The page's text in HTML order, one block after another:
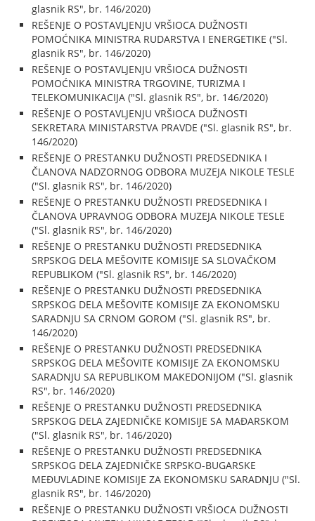
glasnik RS", br. 146/2020)
REŠENJE O POSTAVLJENJU VRŠIOCA DUŽNOSTI
POMOĆNIKA MINISTRA RUDARSTVA I ENERGETIKE ("Sl.
glasnik RS", br. 146/2020)
REŠENJE O POSTAVLJENJU VRŠIOCA DUŽNOSTI
POMOĆNIKA MINISTRA TRGOVINE, TURIZMA I
TELEKOMUNIKACIJA ("Sl. glasnik RS", br. 146/2020)
REŠENJE O POSTAVLJENJU VRŠIOCA DUŽNOSTI
SEKRETARA MINISTARSTVA PRAVDE ("Sl. glasnik RS", br.
146/2020)
REŠENJE O PRESTANKU DUŽNOSTI PREDSEDNIKA I
ČLANOVA NADZORNOG ODBORA MUZEJA NIKOLE TESLE
("Sl. glasnik RS", br. 146/2020)
REŠENJE O PRESTANKU DUŽNOSTI PREDSEDNIKA I
ČLANOVA UPRAVNOG ODBORA MUZEJA NIKOLE TESLE
("Sl. glasnik RS", br. 146/2020)
REŠENJE O PRESTANKU DUŽNOSTI PREDSEDNIKA
SRPSKOG DELA MEŠOVITE KOMISIJE SA SLOVAČKOM
REPUBLIKOM ("Sl. glasnik RS", br. 146/2020)
REŠENJE O PRESTANKU DUŽNOSTI PREDSEDNIKA
SRPSKOG DELA MEŠOVITE KOMISIJE ZA EKONOMSKU
SARADNJU SA CRNOM GOROM ("Sl. glasnik RS", br.
146/2020)
REŠENJE O PRESTANKU DUŽNOSTI PREDSEDNIKA
SRPSKOG DELA MEŠOVITE KOMISIJE ZA EKONOMSKU
SARADNJU SA REPUBLIKOM MAKEDONIJOM ("Sl. glasnik
RS", br. 146/2020)
REŠENJE O PRESTANKU DUŽNOSTI PREDSEDNIKA
SRPSKOG DELA ZAJEDNIČKE KOMISIJE SA MAĐARSKOM
("Sl. glasnik RS", br. 146/2020)
REŠENJE O PRESTANKU DUŽNOSTI PREDSEDNIKA
SRPSKOG DELA ZAJEDNIČKE SRPSKO-BUGARSKE
MEĐUVLADINE KOMISIJE ZA EKONOMSKU SARADNJU ("Sl.
glasnik RS", br. 146/2020)
REŠENJE O PRESTANKU DUŽNOSTI VRŠIOCA DUŽNOSTI